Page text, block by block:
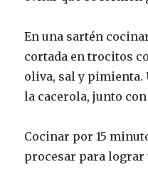
En una sartén
cortada en trocitos
oliva, sal y pimienta.
la cacerola, junto
Cocinar por 15
procesar para lograr